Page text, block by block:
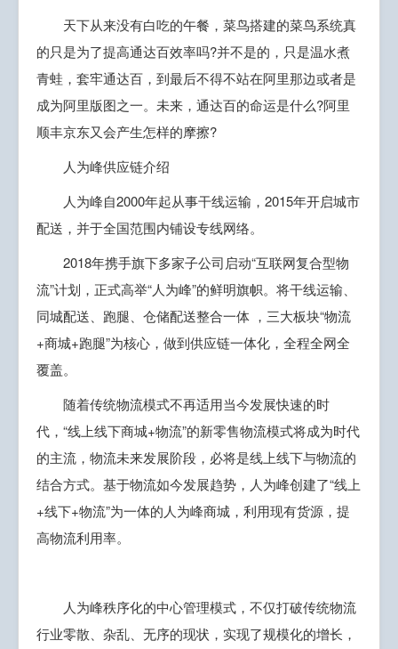
天下从来没有白吃的午餐，菜鸟搭建的菜鸟系统真
的只是为了提高通达百效率吗?并不是的，只是温水煮
青蛙，套牢通达百，到最后不得不站在阿里那边或者是
成为阿里版图之一。未来，通达百的命运是什么?阿里
顺丰京东又会产生怎样的摩擦?
人为峰供应链介绍
人为峰自2000年起从事干线运输，2015年开启城市
配送，并于全国范围内铺设专线网络。
2018年携手旗下多家子公司启动“互联网复合型物
流”计划，正式高举“人为峰”的鲜明旗帜。将干线运输、
同城配送、跑腿、仓储配送整合一体 ，三大板块“物流
+商城+跑腿”为核心，做到供应链一体化，全程全网全
覆盖。
随着传统物流模式不再适用当今发展快速的时
代，“线上线下商城+物流”的新零售物流模式将成为时代
的主流，物流未来发展阶段，必将是线上线下与物流的
结合方式。基于物流如今发展趋势，人为峰创建了“线上
+线下+物流”为一体的人为峰商城，利用现有货源，提
高物流利用率。
人为峰秩序化的中心管理模式，不仅打破传统物流
行业零散、杂乱、无序的现状，实现了规模化的增长，